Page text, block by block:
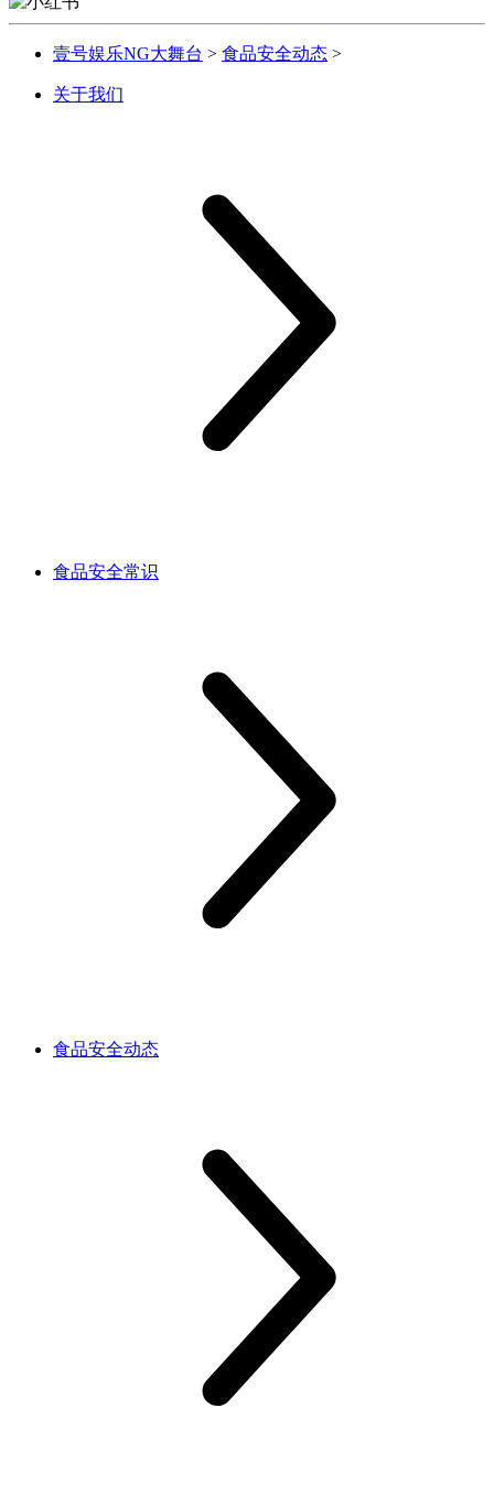
壹号娱乐NG大舞台 > 食品安全动态 >
关于我们
食品安全常识
食品安全动态